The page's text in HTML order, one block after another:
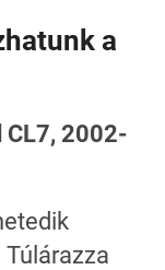
a
CL7, 2002-